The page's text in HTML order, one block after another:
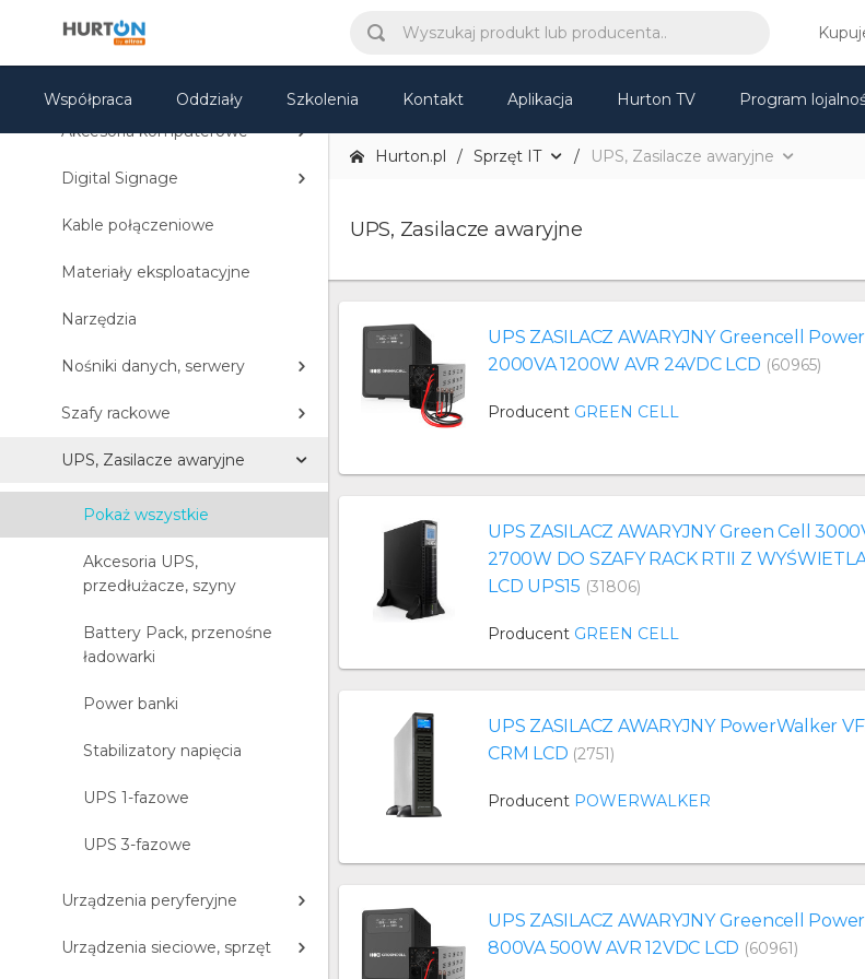
Współpraca Oddziały Szkolenia Kontakt Aplikacja Hurton TV Program
TV i Multimedia
Akcesoria komputerowe
Digital Signage
Kable połączeniowe
Materiały eksploatacyjne
Narzędzia
Nośniki danych, serwery
Szafy rackowe
UPS, Zasilacze awaryjne
Pokaż wszystkie
Akcesoria UPS,
przedłużacze, szyny
Battery Pack, przenośne
ładowarki
Power banki
Stabilizatory napięcia
UPS 1-fazowe
UPS 3-fazowe
Urządzenia peryferyjne
Urządzenia sieciowe, sprzęt
Hurton.pl Sprzęt IT UPS, Zasilacze awaryjne
UPS, Zasilacze awaryjne
UPS ZASILACZ AWARYJNY Greencell
2000VA 1200W AVR 24VDC LCD (60965)
Producent GREEN CELL
UPS ZASILACZ AWARYJNY Green Cell
2700W DO SZAFY RACK RTII Z
LCD UPS15 (31806)
Producent GREEN CELL
UPS ZASILACZ AWARYJNY PowerWalker
CRM LCD (2751)
Producent POWERWALKER
UPS ZASILACZ AWARYJNY Greencell
800VA 500W AVR 12VDC LCD (60961)